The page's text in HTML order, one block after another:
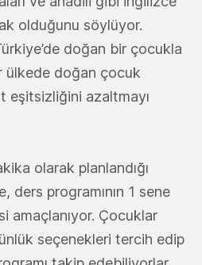
olduğunu söylüyor.
doğan bir çocukla
ülkede doğan çocuk
eşitsizliğini azaltmayı
olarak planlandığı
ders programının 1 sene
amaçlanıyor. Çocuklar
seçenekleri tercih edip